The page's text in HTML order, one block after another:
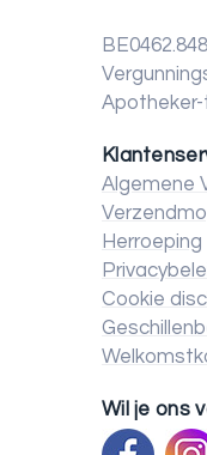
Algemene
Herroeping
Cookie
Wil je ons